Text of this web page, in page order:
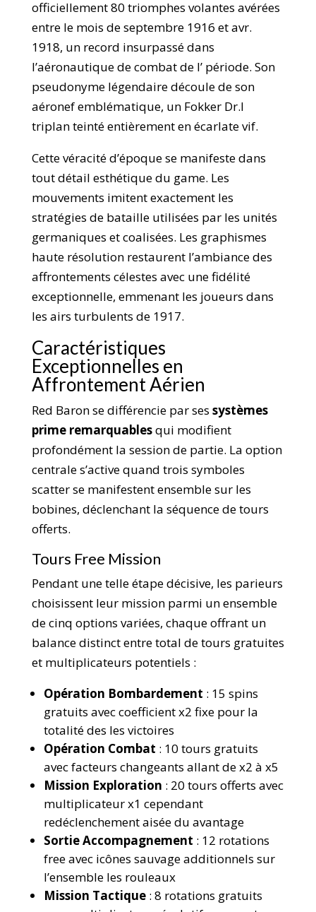
officiellement 80 triomphes volantes avérées
entre le mois de septembre 1916 et avr.
1918, un record insurpassé dans
l’aéronautique de combat de l’ période. Son
pseudonyme légendaire découle de son
aéronef emblématique, un Fokker Dr.I
triplan teinté entièrement en écarlate vif.
Cette véracité d’époque se manifeste dans
tout détail esthétique du game. Les
mouvements imitent exactement les
stratégies de bataille utilisées par les unités
germaniques et coalisées. Les graphismes
haute résolution restaurent l’ambiance des
affrontements célestes avec une fidélité
exceptionnelle, emmenant les joueurs dans
les airs turbulents de 1917.
Caractéristiques
Exceptionnelles en
Affrontement Aérien
Red Baron se différencie par ses systèmes
prime remarquablesqui modifient
profondément la session de partie. La option
centrale s’active quand trois symboles
scatter se manifestent ensemble sur les
bobines, déclenchant la séquence de tours
offerts.
Tours Free Mission
Pendant une telle étape décisive, les parieurs
choisissent leur mission parmi un ensemble
de cinq options variées, chaque offrant un
balance distinct entre total de tours gratuites
et multiplicateurs potentiels :
Opération Bombardement : 15 spins
gratuits avec coefficient x2 fixe pour la
totalité des les victoires
Opération Combat : 10 tours gratuits
avec facteurs changeants allant de x2 à x5
Mission Exploration : 20 tours offerts avec
multiplicateur x1 cependant
redéclenchement aisée du avantage
Sortie Accompagnement : 12 rotations
free avec icônes sauvage additionnels sur
l’ensemble les rouleaux
Mission Tactique: 8 rotations gratuits